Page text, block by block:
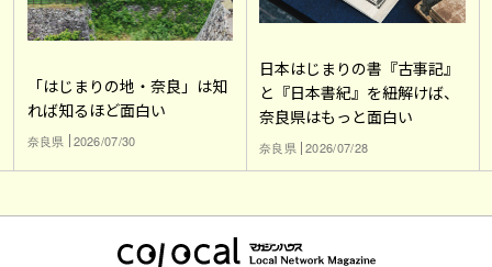
「はじまりの地・奈良」は知
れば知るほど面白い
奈良県 2026/07/30
日本はじまりの書『古事記』
と『日本書紀』を紐解けば、
奈良県はもっと面白い
奈良県 2026/07/28